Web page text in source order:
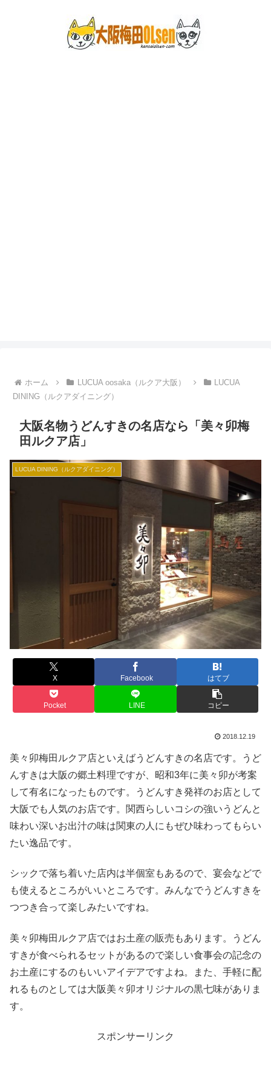
ホーム LUCUA oosaka（ルクア大阪）
LUCUA
DINING（ルクアダイニング）
大阪名物うどんすきの名店なら「美々卯梅
田ルクア店」
LUCUA DINING（ルクアダイニング）
X Facebook はてブ
Pocket LINE コピー
2018.12.19
美々卯梅田ルクア店といえばうどんすきの名店です。うど
んすきは大阪の郷土料理ですが、昭和3年に美々卯が考案
して有名になったものです。うどんすき発祥のお店として
大阪でも人気のお店です。関西らしいコシの強いうどんと
味わい深いお出汁の味は関東の人にもぜひ味わってもらい
たい逸品です。
シックで落ち着いた店内は半個室もあるので、宴会などで
も使えるところがいいところです。みんなでうどんすきを
つつき合って楽しみたいですね。
美々卯梅田ルクア店ではお土産の販売もあります。うどん
すきが食べられるセットがあるので楽しい食事会の記念の
お土産にするのもいいアイデアですよね。また、手軽に配
れるものとしては大阪美々卯オリジナルの黒七味がありま
す。
スポンサーリンク